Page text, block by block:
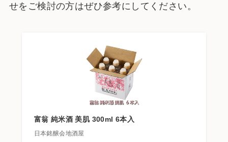
せをご検討の方はぜひ参考にしてください。
富翁 純米酒 美肌 300ml 6本入
日本銘醸会地酒屋